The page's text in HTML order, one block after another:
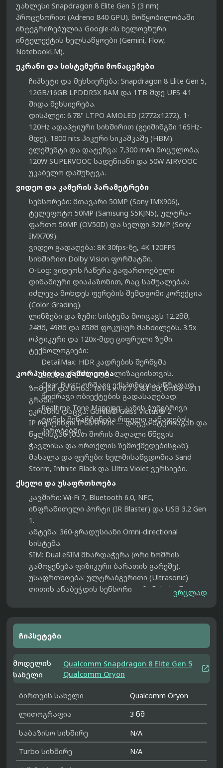
უახლესი Snapdragon 8 Elite Gen 5 (3 nm)
პროცესორით (Adreno 840 GPU). მოწყობილობაში
ინტეგრირებულია Google-ის ხელოვნური
ინტელექტის ხელსაწყოები (Gemini, Flow,
NotebookLM).
ეკრანი და სისტემური მონაცემები
ჩიპსეტი და მეხსიერება: Snapdragon 8 Elite Gen 5,
12GB/16GB LPDDR5X RAM და 1TB-მდე UFS 4.1
შიდა მეხსიერება.
დისპლეი: 6.78" LTPO AMOLED (2772x1272), 1-
120Hz ადაპტიური სიხშირით (გეიმინგში 165Hz-
მდე), 1800 nits პიკური სიკაშკაშე (HBM).
ელემენტი და დატენვა: 7,300 mAh მოცულობა;
120W SUPERVOOC სადენიანი და 50W AIRVOOC
უკაბელო დამუხტვა.
ვიდეო და კამერის პარამეტრები
სენსორები: მთავარი 50MP (Sony IMX906),
ტელეფოტო 50MP (Samsung S5KJN5), ულტრა-
ფართო 50MP (OV50D) და სელფი 32MP (Sony
IMX709).
ვიდეო გადაღება: 8K 30fps-ზე, 4K 120FPS
სიხშირით Dolby Vision ფორმატში.
O-Log: ვიდეოს ჩაწერა გაფართოებული
დინამიური დიაპაზონით, რაც საშუალებას
იძლევა მოხდეს ფერების შემდგომი კორექცია
(Color Grading).
ლინზები და ზუმი: სისტემა მოიცავს 12.2მმ,
24მმ, 49მმ და 85მმ ფოკუსურ მანძილებს. 3.5x
ოპტიკური და 120x-მდე ციფრული ზუმი.
ტექნოლოგიები:
DetailMax: HDR კადრების შერწყმა
ტექსტურების დეტალიზაციისთვის.
Clear Burst:ორმაგი ექსპოზიცია სწრაფად
მოძრავი ობიექტების გადასაღებად.
Realtime Tone Mapping:კანის ბუნებრივი
ტონის შენარჩუნება რთული განათების
პირობებში.
კორპუსი და გამძლეობა
ზომები და წონა:161.4 x 76.7 x 8.1 მმ; წონა ~211
გრამი.
ეკრანის დაცვა:Gorilla® Glass Victus® 2.
IP რეიტინგი:IP68/IP69K — დაცვა მტვრისგან და
წყლისგან (მათ შორის მაღალი წნევის
ჭავლისა და ორთქლის ზემოქმედებისგან).
მასალა და ფერები: ხელმისაწვდომია Sand
Storm, Infinite Black და Ultra Violet ვერსიები.
ქსელი და უსაფრთხოება
კავშირი: Wi-Fi 7, Bluetooth 6.0, NFC,
ინფრაწითელი პორტი (IR Blaster) და USB 3.2 Gen
1.
ანტენა: 360-გრადუსიანი Omni-directional
სისტემა.
SIM: Dual eSIM მხარდაჭერა (ორი ნომრის
გამოყენება ფიზიკური ბარათის გარეშე).
უსაფრთხოება: ულტრაბგერითი (Ultrasonic)
თითის ანაბეჭდის სენსორი ეკრანის ქვეშ.ვრცლად
ჩიპსეტები
მოდელის
სახელი
Qualcomm Snapdragon 8 Elite Gen 5
Qualcomm Oryon

ბირთვის სახელი
Qualcomm Oryon
ლითოგრაფია
3 ნმ
საბაზისო სიხშირე
N/A
Turbo სიხშირე
N/A